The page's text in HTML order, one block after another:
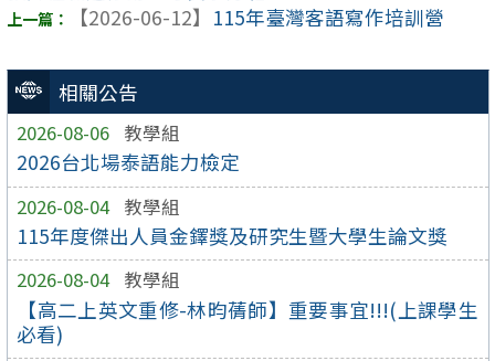
相關公告
2026-08-06 教學組
2026台北場泰語能力檢定
2026-08-04 教學組
115年度傑出人員金鐸獎及研究生暨大學生論文獎
2026-08-04 教學組
【高二上英文重修-林昀蒨師】重要事宜!!!(上課學生
必看)
【2026-06-12】 115年臺灣客語寫作培訓營